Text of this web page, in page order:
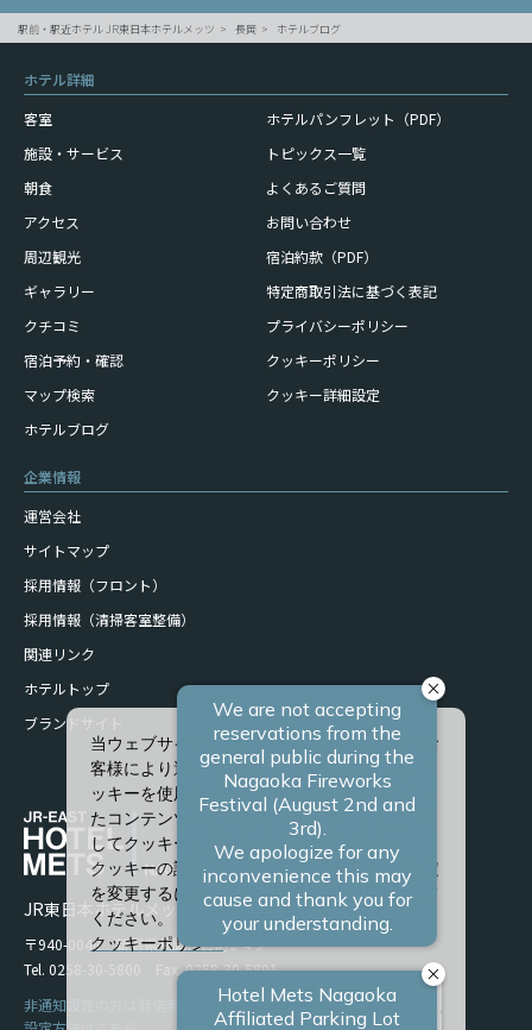
駅前・駅近ホテル JR東日本ホテルメッツ 長岡 ホテルブログ
ホテル詳細
客室
施設・サービス
朝食
アクセス
周辺観光
ギャラリー
クチコミ
宿泊予約・確認
マップ検索
ホテルブログ
ホテルパンフレット（PDF）
トピックス一覧
よくあるご質問
お問い合わせ
宿泊約款（PDF）
特定商取引法に基づく表記
プライバシーポリシー
クッキーポリシー
クッキー詳細設定
企業情報
運営会社
サイトマップ
採用情報（フロント）
採用情報（清掃客室整備）
関連リンク
ホテルトップ
ブランドサイト
JR東日本ホテルメッツ 長岡
〒940-0048 新潟県長岡市台町2-4-9
Tel. 0258-30-5800 Fax. 0258-30-5801
非通知設定の方は発信者番号を設定の上お電話ください。
当ウェブサイトでは、サービスの向上、またお
客様により適したサービスを提供するため、ク
ッキーを使用しています。また、お客様に合っ
たコンテンツや広告を表示させることを目的と
してクッキーを使用する場合があります。
クッキーの詳細や、クッキーの種類ごとに設定
を変更するには、「詳細設定」をクリックして
ください。
クッキーポリシー
すべて許可